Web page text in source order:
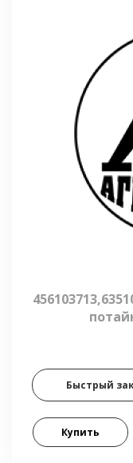
Быстрый
Купить